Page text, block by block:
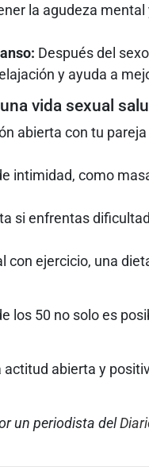
la agudeza
Después del
y ayuda a
vida sexual
abierta con tu
intimidad, como
si enfrentas
con ejercicio, una
los 50 no solo es
abierta y
un periodista del